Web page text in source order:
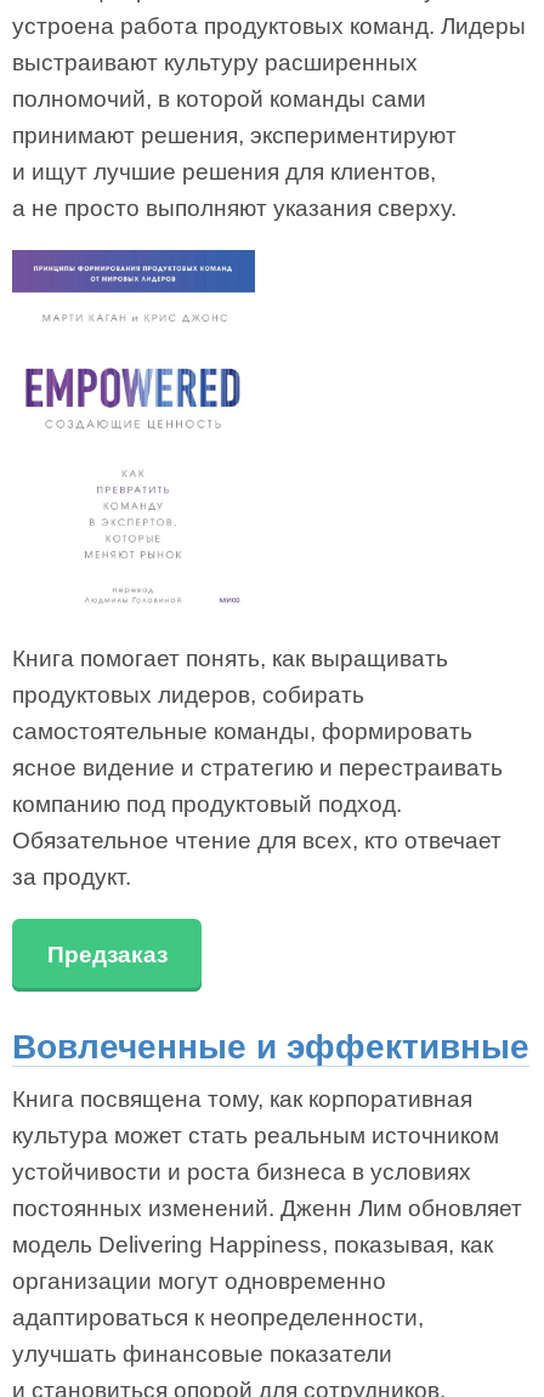
устроена работа продуктовых команд. Лидеры
выстраивают культуру расширенных
полномочий, в которой команды сами
принимают решения, экспериментируют
и ищут лучшие решения для клиентов,
а не просто выполняют указания сверху.
Книга помогает понять, как выращивать
продуктовых лидеров, собирать
самостоятельные команды, формировать
ясное видение и стратегию и перестраивать
компанию под продуктовый подход.
Обязательное чтение для всех, кто отвечает
за продукт.
Предзаказ
Вовлеченные и эффективные
Книга посвящена тому, как корпоративная
культура может стать реальным источником
устойчивости и роста бизнеса в условиях
постоянных изменений. Дженн Лим обновляет
модель Delivering Happiness, показывая, как
организации могут одновременно
адаптироваться к неопределенности,
улучшать финансовые показатели
и становиться опорой для сотрудников.